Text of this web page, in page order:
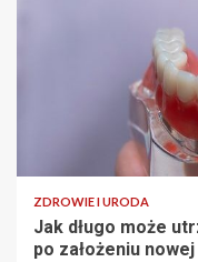
ZDROWIE I URODA
Jak długo może
po założeniu